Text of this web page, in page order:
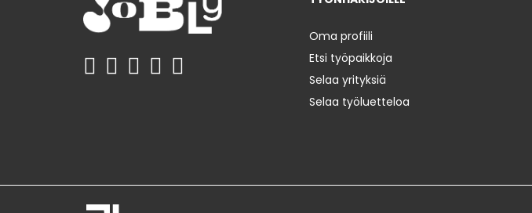
Oma profiili
Etsi työpaikkoja
Selaa yrityksiä
Selaa työluetteloa